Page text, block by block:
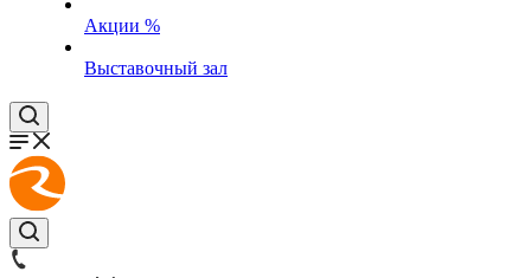
Акции %
Выставочный зал